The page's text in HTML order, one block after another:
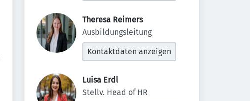
Theresa Reimers
Ausbildungsleitung
Kontaktdaten anzeigen
Luisa Erdl
Stellv. Head of HR